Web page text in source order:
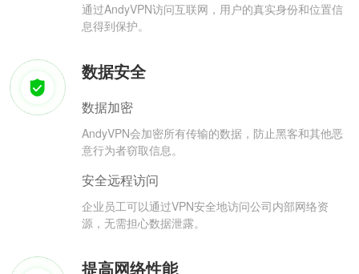
通过AndyVPN访问互联网，用户的真实身份和位置信
息得到保护。
数据安全
数据加密
AndyVPN会加密所有传输的数据，防止黑客和其他恶
意行为者窃取信息。
安全远程访问
企业员工可以通过VPN安全地访问公司内部网络资
源，无需担心数据泄露。
提高网络性能